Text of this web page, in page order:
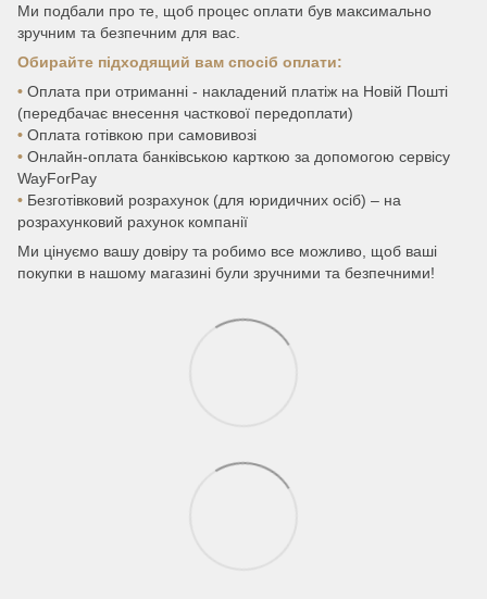
Ми подбали про те, щоб процес оплати був максимально
зручним та безпечним для вас.
Обирайте підходящий вам спосіб оплати:
• Оплата при отриманні - накладений платіж на Новій Пошті
(передбачає внесення часткової передоплати)
• Оплата готівкою при самовивозі
• Онлайн-оплата банківською карткою за допомогою сервісу
WayForPay
• Безготівковий розрахунок (для юридичних осіб) – на
розрахунковий рахунок компанії
Ми цінуємо вашу довіру та робимо все можливо, щоб ваші
покупки в нашому магазині були зручними та безпечними!